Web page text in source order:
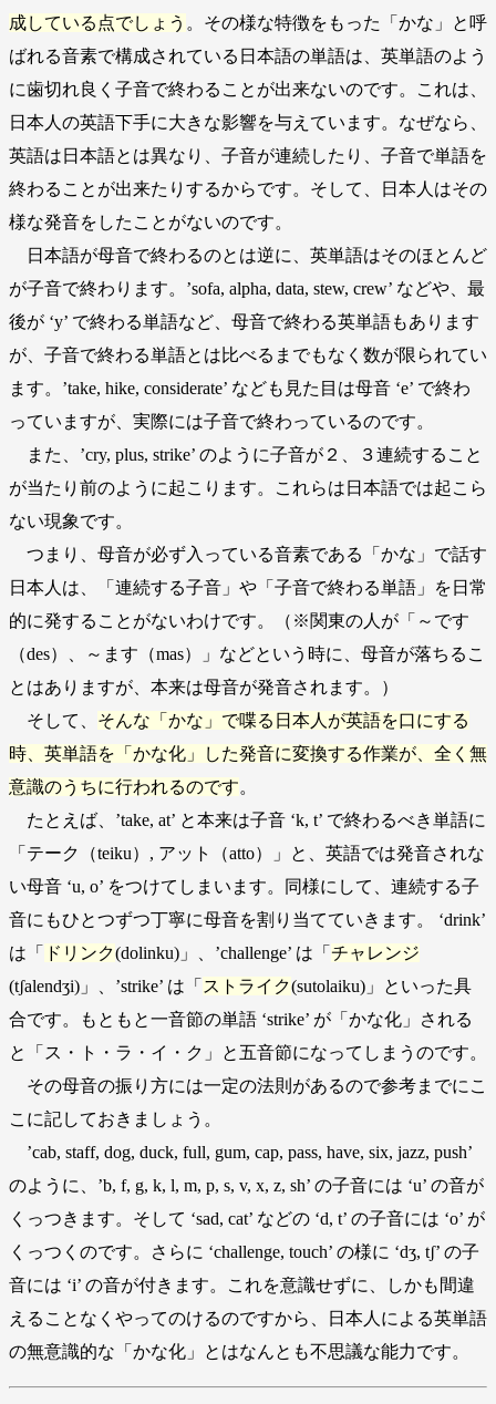
成している点でしょう 。その様な特徴をもった「かな」と呼
ばれる音素で構成されている日本語の単語は、英単語のよう
に歯切れ良く子音で終わることが出来ないのです。これは、
日本人の英語下手に大きな影響を与えています。なぜなら、
英語は日本語とは異なり、子音が連続したり、子音で単語を
終わることが出来たりするからです。そして、日本人はその
様な発音をしたことがないのです。
日本語が母音で終わるのとは逆に、英単語はそのほとんど
が子音で終わります。’sofa, alpha, data, stew, crew’ などや、最
後が ‘y’ で終わる単語など、母音で終わる英単語もあります
が、子音で終わる単語とは比べるまでもなく数が限られてい
ます。’take, hike, considerate’ なども見た目は母音 ‘e’ で終わ
っていますが、実際には子音で終わっているのです。
また、’cry, plus, strike’ のように子音が２、３連続すること
が当たり前のように起こります。これらは日本語では起こら
ない現象です。
つまり、母音が必ず入っている音素である「かな」で話す
日本人は、「連続する子音」や「子音で終わる単語」を日常
的に発することがないわけです。（※関東の人が「～です
（des）、～ます（mas）」などという時に、母音が落ちるこ
とはありますが、本来は母音が発音されます。）
そして、 そんな「かな」で喋る日本人が英語を口にする
時、英単語を「かな化」した発音に変換する作業が、全く無
意識のうちに行われるのです。
たとえば、’take, at’ と本来は子音 ‘k, t’ で終わるべき単語に
「テーク（teiku）, アット（atto）」と、英語では発音されな
い母音 ‘u, o’ をつけてしまいます。同様にして、連続する子
音にもひとつずつ丁寧に母音を割り当てていきます。 ‘drink’
は「
ドリンク(dolinku)」、’challenge’ は「 チャレンジ
(tʃalendʒi)」、’strike’ は「 ストライク(sutolaiku)」といった具
合です。もともと一音節の単語 ‘strike’ が「かな化」される
と「ス・ト・ラ・イ・ク」と五音節になってしまうのです。
その母音の振り方には一定の法則があるので参考までにこ
こに記しておきましょう。
’cab, staff, dog, duck, full, gum, cap, pass, have, six, jazz, push’
のように、’b, f, g, k, l, m, p, s, v, x, z, sh’ の子音には ‘u’ の音が
くっつきます。そして ‘sad, cat’ などの ‘d, t’ の子音には ‘o’ が
くっつくのです。さらに ‘challenge, touch’ の様に ‘dʒ, tʃ’ の子
音には ‘i’ の音が付きます。これを意識せずに、しかも間違
えることなくやってのけるのですから、日本人による英単語
の無意識的な「かな化」とはなんとも不思議な能力です。